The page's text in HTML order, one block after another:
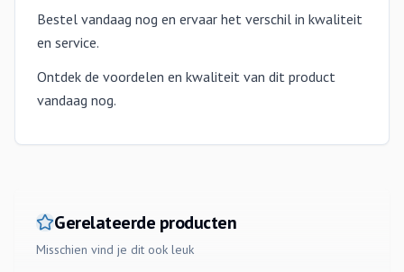
Bestel vandaag nog en ervaar het verschil in kwaliteit
en service.
Ontdek de voordelen en kwaliteit van dit product
vandaag nog.
Gerelateerde producten
Misschien vind je dit ook leuk